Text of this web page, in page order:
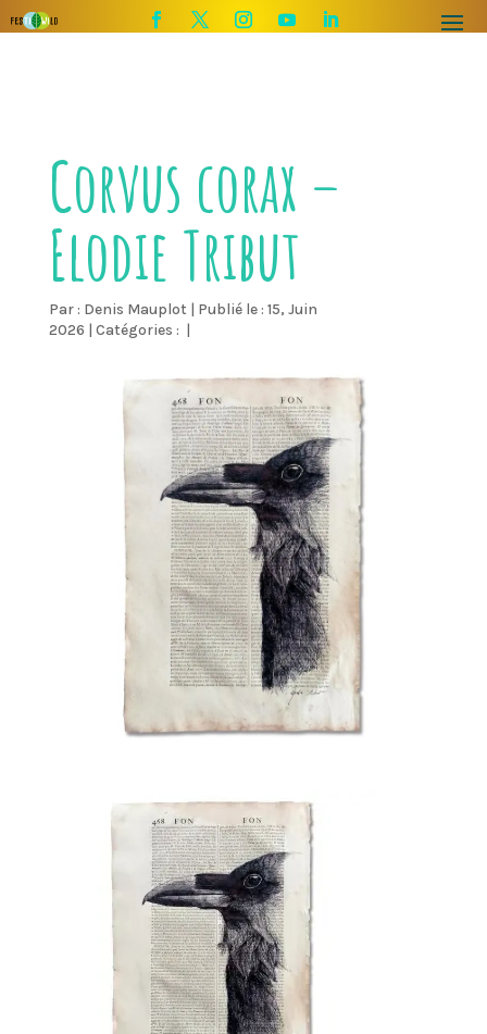
Corvus corax –
Elodie Tribut
Par : Denis Mauplot | Publié le : 15, Juin
2026 | Catégories : |